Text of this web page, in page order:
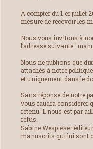
À compter du 1 er juillet
mesure de recevoir les
Nous vous invitons à
l’adresse suivante :
Nous ne publions que
attachés à notre politique
et uniquement dans le
Sans réponse de notre
vous faudra considérer
retenu. Il nous est par
refus.
Sabine Wespieser
manuscrits qui lui sont